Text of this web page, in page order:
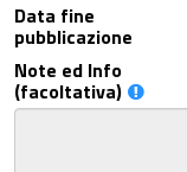
Data fine
pubblicazione
Note ed Info
(facoltativa)